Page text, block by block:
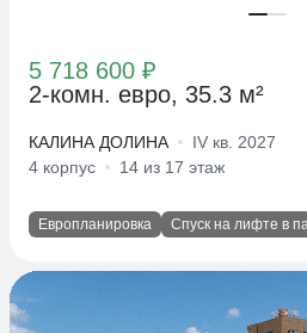
5 718 600 ₽
2-комн. евро, 35.3 м²
КАЛИНА ДОЛИНА
IV кв. 2027
4 корпус
14 из 17 этаж
Европланировка Спуск на лифте в